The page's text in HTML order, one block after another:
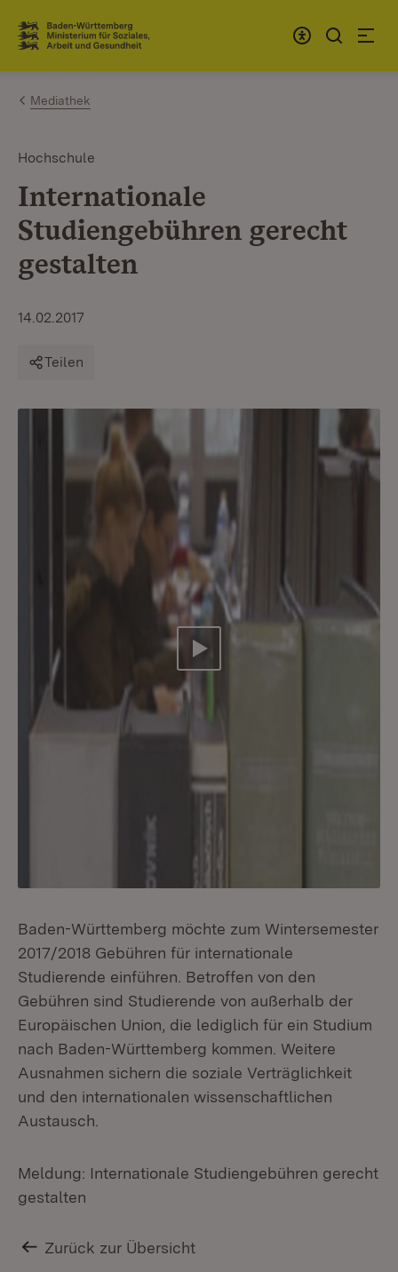
Zum Inhalt springen
Link zur Startseite
Mediathek
Hochschule
Internationale
Studiengebühren gerecht
gestalten
14.02.2017
Teilen
Video abspielen
Baden-Württemberg möchte zum Wintersemester
2017/2018 Gebühren für internationale
Studierende einführen. Betroffen von den
Gebühren sind Studierende von außerhalb der
Europäischen Union, die lediglich für ein Studium
nach Baden-Württemberg kommen. Weitere
Ausnahmen sichern die soziale Verträglichkeit
und den internationalen wissenschaftlichen
Austausch.
Meldung: Internationale Studiengebühren gerecht
gestalten
Zurück zur Übersicht